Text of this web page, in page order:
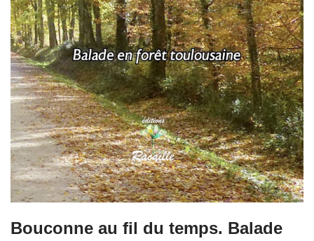
Bouconne au fil du temps. Balade